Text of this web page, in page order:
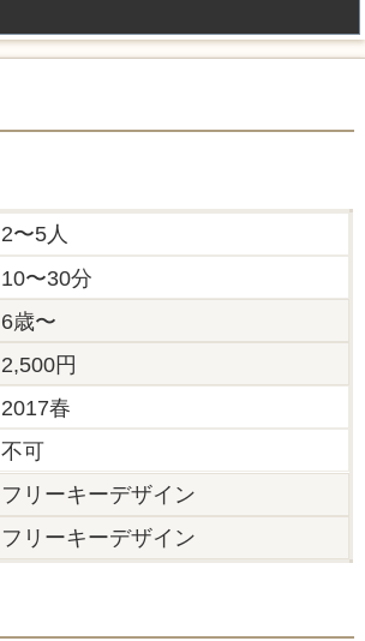
2〜5人
10〜30分
6歳〜
2,500円
2017春
不可
フリーキーデザイン
フリーキーデザイン